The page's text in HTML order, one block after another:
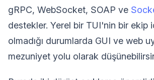
gRPC, WebSocket, SOAP ve
destekler. Yerel bir TUI'nin bir ekip
olmadığı durumlarda GUI ve web
mezuniyet yolu olarak